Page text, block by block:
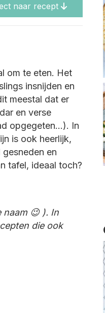
naar recept
om te eten. Het
insnijden en
meestal dat er
en verse
opgegeten…). In
is ook heerlijk,
en
tafel, ideaal toch?
😉 ). In
die ook